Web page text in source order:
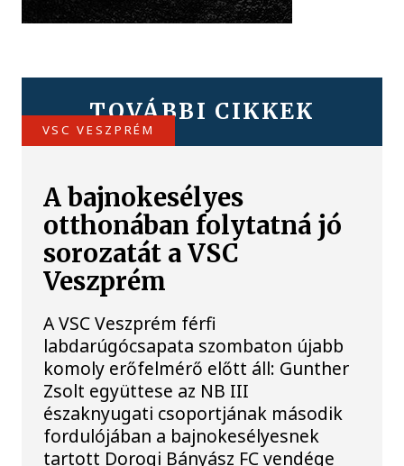
TOVÁBBI CIKKEK
VSC VESZPRÉM
A bajnokesélyes
otthonában folytatná jó
sorozatát a VSC
Veszprém
A VSC Veszprém férfi
labdarúgócsapata szombaton újabb
komoly erőfelmérő előtt áll: Gunther
Zsolt együttese az NB III
északnyugati csoportjának második
fordulójában a bajnokesélyesnek
tartott Dorogi Bányász FC vendége